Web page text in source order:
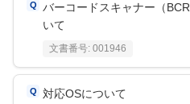
バーコードスキャナー（
いて
文書番号: 001946
対応OSについて